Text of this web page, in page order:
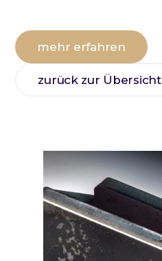
mehr erfahren
zurück zur Übersicht